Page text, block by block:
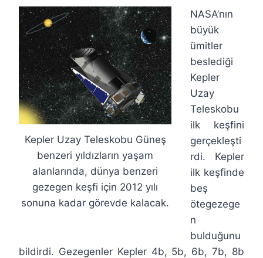
Fuat
Özyar
Kepler Uzay Teleskobu Güneş
benzeri yıldızların yaşam
alanlarında, dünya benzeri
gezegen keşfi için 2012 yılı
sonuna kadar görevde kalacak.
NASA’nın
büyük
ümitler
beslediği
Kepler
Uzay
Teleskobu
ilk keşfini
gerçekleşti
rdi. Kepler
ilk keşfinde
beş
ötegezege
n
bulduğunu
bildirdi. Gezegenler Kepler 4b, 5b, 6b, 7b, 8b